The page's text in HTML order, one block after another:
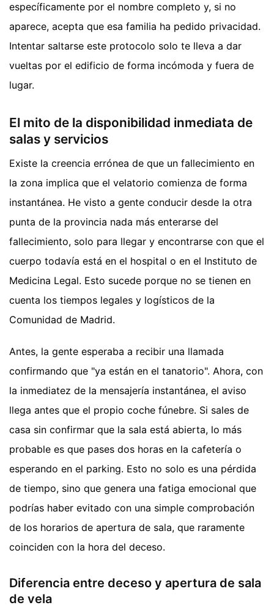
específicamente por el nombre completo y, si no
aparece, acepta que esa familia ha pedido privacidad.
Intentar saltarse este protocolo solo te lleva a dar
vueltas por el edificio de forma incómoda y fuera de
lugar.
El mito de la disponibilidad inmediata de
salas y servicios
Existe la creencia errónea de que un fallecimiento en
la zona implica que el velatorio comienza de forma
instantánea. He visto a gente conducir desde la otra
punta de la provincia nada más enterarse del
fallecimiento, solo para llegar y encontrarse con que el
cuerpo todavía está en el hospital o en el Instituto de
Medicina Legal. Esto sucede porque no se tienen en
cuenta los tiempos legales y logísticos de la
Comunidad de Madrid.
Antes, la gente esperaba a recibir una llamada
confirmando que "ya están en el tanatorio". Ahora, con
la inmediatez de la mensajería instantánea, el aviso
llega antes que el propio coche fúnebre. Si sales de
casa sin confirmar que la sala está abierta, lo más
probable es que pases dos horas en la cafetería o
esperando en el parking. Esto no solo es una pérdida
de tiempo, sino que genera una fatiga emocional que
podrías haber evitado con una simple comprobación
de los horarios de apertura de sala, que raramente
coinciden con la hora del deceso.
Diferencia entre deceso y apertura de sala
de vela